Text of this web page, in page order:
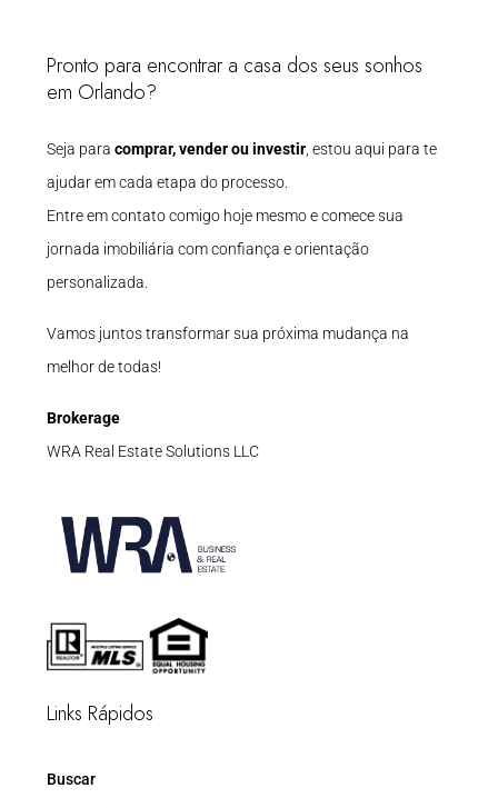
Pronto para encontrar a casa dos seus sonhos
em Orlando?
Seja para comprar, vender ou investir , estou aqui para te
ajudar em cada etapa do processo.
Entre em contato comigo hoje mesmo e comece sua
jornada imobiliária com confiança e orientação
personalizada.
Vamos juntos transformar sua próxima mudança na
melhor de todas!
Brokerage
WRA Real Estate Solutions LLC
Links Rápidos
Buscar